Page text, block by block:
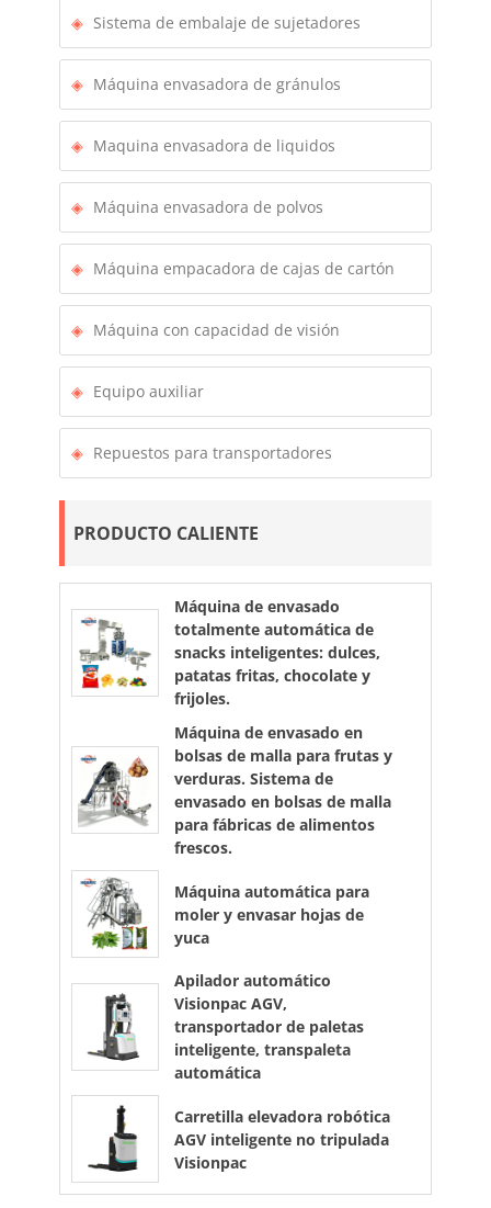
Sistema de embalaje de sujetadores
Máquina envasadora de gránulos
Maquina envasadora de liquidos
Máquina envasadora de polvos
Máquina empacadora de cajas de cartón
Máquina con capacidad de visión
Equipo auxiliar
Repuestos para transportadores
PRODUCTO CALIENTE
Máquina de envasado
totalmente automática de
snacks inteligentes: dulces,
patatas fritas, chocolate y
frijoles.
Máquina de envasado en
bolsas de malla para frutas y
verduras. Sistema de
envasado en bolsas de malla
para fábricas de alimentos
frescos.
Máquina automática para
moler y envasar hojas de
yuca
Apilador automático
Visionpac AGV,
transportador de paletas
inteligente, transpaleta
automática
Carretilla elevadora robótica
AGV inteligente no tripulada
Visionpac